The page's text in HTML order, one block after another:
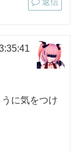
に気をつけ